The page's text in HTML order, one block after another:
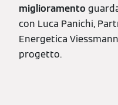
miglioramento
con Luca Panichi,
Energetica
progetto.